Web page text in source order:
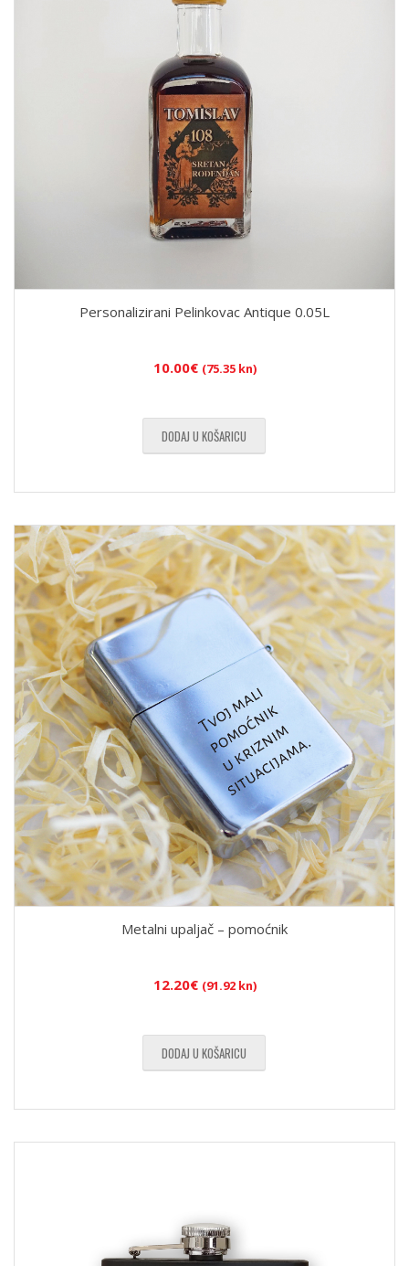
Personalizirani Pelinkovac Antique 0.05L
10.00€ (75.35 kn)
DODAJ U KOŠARICU
Metalni upaljač – pomoćnik
12.20€ (91.92 kn)
DODAJ U KOŠARICU